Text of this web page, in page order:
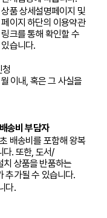
상품 상세설명페이지 및
페이지 하단의 이용약관
링크를 통해 확인할 수
있습니다.
청
이내, 혹은 그 사실을
송비 부담자
배송비를 포함해 왕복
다. 또한, 도서/
치 상품을 반품하는
추가될 수 있습니다.
다.